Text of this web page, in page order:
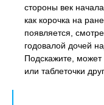
стороны век
как корочка на
появляется,
годовалой дочей
Подскажите, может
или таблеточки